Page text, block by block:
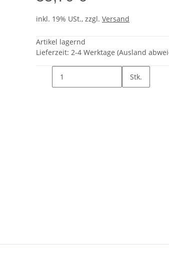
inkl. 19% USt., zzgl. Versand
Artikel lagernd
Lieferzeit: 2-4 Werktage (Ausland
Stk.